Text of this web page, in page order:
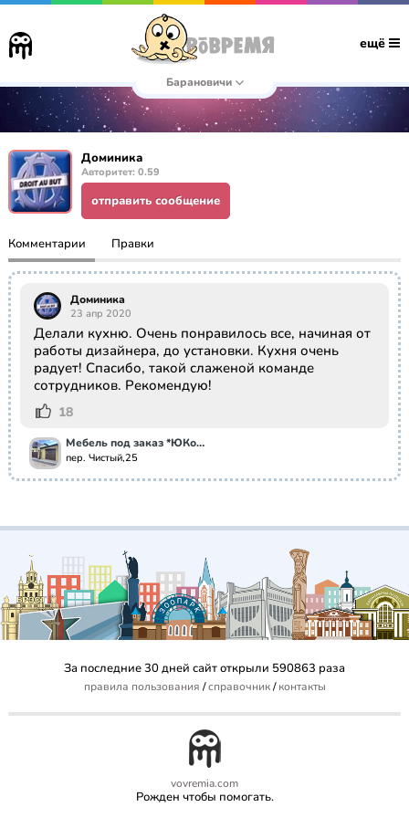
ещё
Барановичи
Доминика
Авторитет: 0.59
отправить сообщение
Комментарии Правки
Доминика
23 апр 2020
Делали кухню. Очень понравилось все, начиная от
работы дизайнера, до установки. Кухня очень
радует! Спасибо, такой слаженой команде
сотрудников. Рекомендую!
18
Мебель под заказ *ЮКосМебель*
пер. Чистый,25
За последние 30 дней сайт открыли 590863 раза
правила пользования /справочник/контакты
vovremia.com
Рожден чтобы помогать.